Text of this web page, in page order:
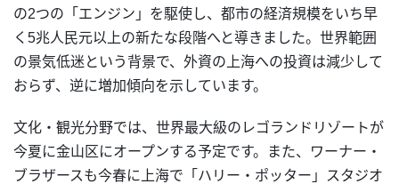
の2つの「エンジン」を駆使し、都市の経済規模をいち早
く5兆人民元以上の新たな段階へと導きました。世界範囲
の景気低迷という背景で、外資の上海への投資は減少して
おらず、逆に増加傾向を示しています。
文化・観光分野では、世界最大級のレゴランドリゾートが
今夏に金山区にオープンする予定です。また、ワーナー・
ブラザースも今春に上海で「ハリー・ポッター」スタジオ